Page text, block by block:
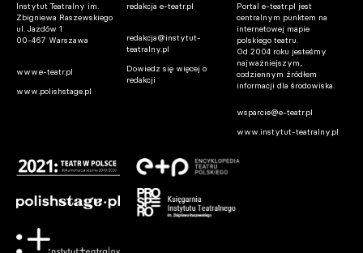
Instytut Teatralny im.
Zbigniewa Raszewskiego
ul. Jazdów 1
00-467 Warszawa
www.e-teatr.pl
www.polishstage.pl
redakcja e-teatr.pl
redakcja@instytut-
teatralny.pl
Dowiedz się więcej o
redakcji
Portal e-teatr.pl jest
centralnym punktem na
internetowej mapie
polskiego teatru.
Od 2004 roku jesteśmy
najważniejszym,
codziennym źródłem
informacji dla środowiska.
wsparcie@e-teatr.pl
www.instytut-teatralny.pl